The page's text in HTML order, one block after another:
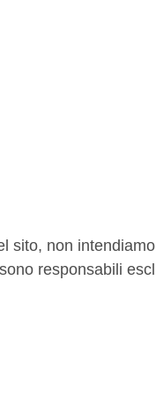
non
responsabili